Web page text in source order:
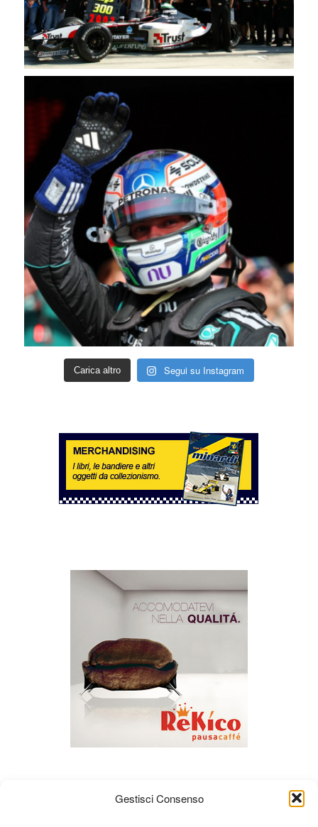
Gestisci Consenso
Carica altro Segui su Instagram